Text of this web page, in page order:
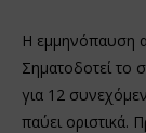
Η εμμηνόπαυση
Σηματοδοτεί το
για 12
παύει οριστικά.